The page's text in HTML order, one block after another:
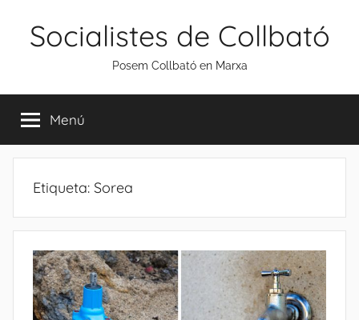
Socialistes de Collbató
Posem Collbató en Marxa
Menú
Etiqueta: Sorea